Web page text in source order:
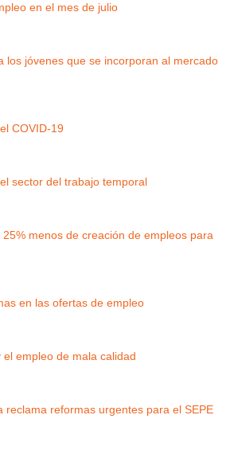
en el mes de julio
los jóvenes que se incorporan al mercado
COVID-19
sector del trabajo temporal
menos de creación de empleos para
en las ofertas de empleo
empleo de mala calidad
reclama reformas urgentes para el SEPE